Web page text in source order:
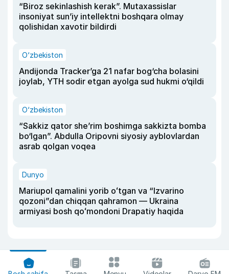
“Biroz sekinlashish kerak”. Mutaxassislar
insoniyat sun’iy intellektni boshqara olmay
qolishidan xavotir bildirdi
O‘zbekiston
Andijonda Tracker’ga 21 nafar bog‘cha bolasini
joylab, YTH sodir etgan ayolga sud hukmi o‘qildi
O‘zbekiston
“Sakkiz qator she’rim boshimga sakkizta bomba
bo‘lgan”. Abdulla Oripovni siyosiy ayblovlardan
asrab qolgan voqea
Dunyo
Mariupol qamalini yorib oʻtgan va “Izvarino
qozoni”dan chiqqan qahramon — Ukraina
armiyasi bosh qoʻmondoni Drapatiy haqida